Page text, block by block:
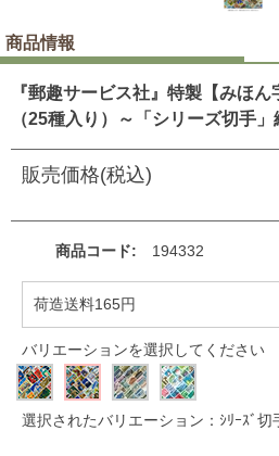
商品情報
『郵趣サービス社』特製【みほ
（25種入り）～「シリーズ切手
販売価格(税込)
商品コード 194332
荷造送料165円
バリエーションを選択してください
選択されたバリエーション：ｼﾘｰｽﾞ切